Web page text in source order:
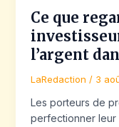
Ce que
l’argent
LaRedaction / 3
Les porteurs de
perfectionner